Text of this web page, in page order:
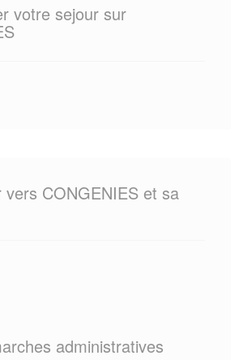
votre sejour sur
vers CONGENIES et sa
administratives